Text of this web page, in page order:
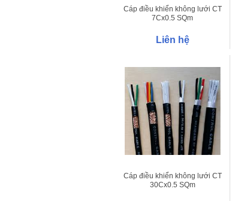
Cáp điều khiển không lưới CT
7Cx0.5 SQm
Liên hệ
Cáp điều khiển không lưới CT
30Cx0.5 SQm